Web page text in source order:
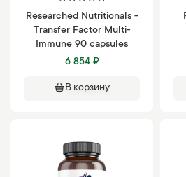
Researched Nutritionals -
Transfer Factor Multi-
Immune 90 capsules
6 854 ₽
В корзину